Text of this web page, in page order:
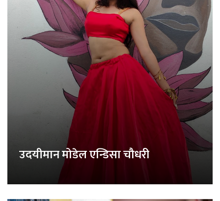
उदयीमान मोडेल एन्डिसा चौधरी